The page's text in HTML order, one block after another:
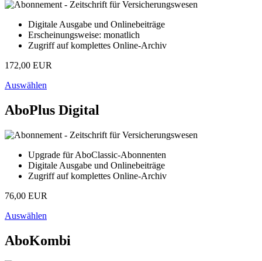
Digitale Ausgabe und Onlinebeiträge
Erscheinungsweise: monatlich
Zugriff auf komplettes Online-Archiv
172,00 EUR
Auswählen
AboPlus Digital
Upgrade für AboClassic-Abonnenten
Digitale Ausgabe und Onlinebeiträge
Zugriff auf komplettes Online-Archiv
76,00 EUR
Auswählen
AboKombi